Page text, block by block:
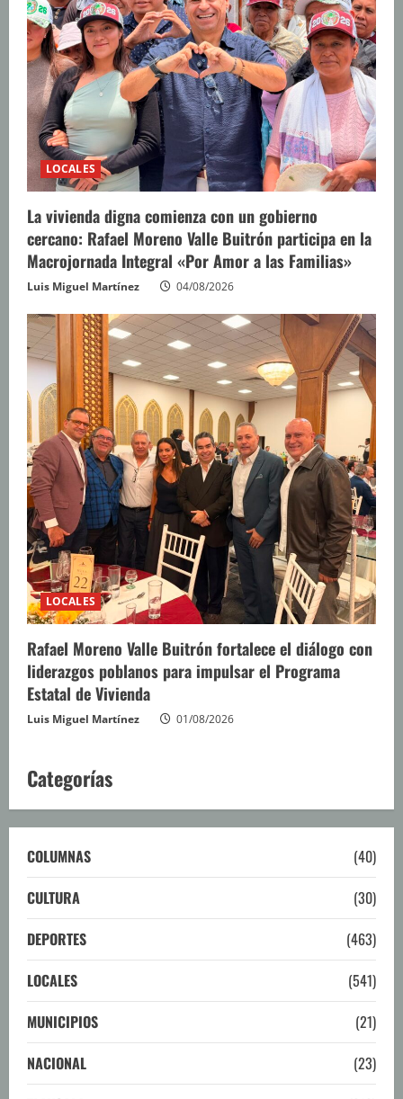
LOCALES
La vivienda digna comienza con un gobierno
cercano: Rafael Moreno Valle Buitrón participa en la
Macrojornada Integral «Por Amor a las Familias»
Luis Miguel Martínez 04/08/2026
LOCALES
Rafael Moreno Valle Buitrón fortalece el diálogo con
liderazgos poblanos para impulsar el Programa
Estatal de Vivienda
Luis Miguel Martínez 01/08/2026
Categorías
COLUMNAS
(40)
CULTURA
(30)
DEPORTES
(463)
LOCALES
(541)
MUNICIPIOS
(21)
NACIONAL
(23)